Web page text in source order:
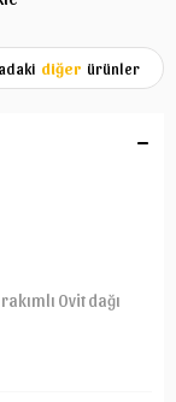
diğer ürünler
Ovit dağı